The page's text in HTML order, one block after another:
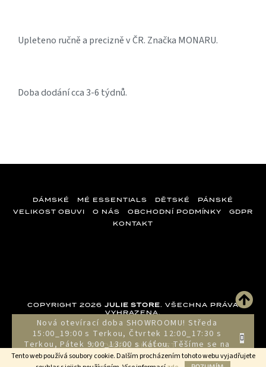
Tento web používá soubory cookie. Dalším procházením tohoto webu vyjadřujete
Nová otevírací doba SHOWROOMU! Středa
15:00_19:00 s Terkou, Čtvrtek 12:00_17:30 s
Terkou, Pátek 9:00_13:00 s Káťou. Těšíme se na
vás!!!
Upleteno ručně a precizně v ČR. Značka MONARU.
Doba dodání cca 3-6 týdnů.
DÁMSKÉ MÉ ESSENTIALS DĚTSKÉ
PÁNSKÉ
VELIKOST OBUVI
O NÁS OBCHODNÍ PODMÍNKY
GDPR
KONTAKT
VYTVOŘIL SHOPTET
COPYRIGHT 2026 JULIE STORE. VŠECHNA PRÁVA
VYHRAZENA.